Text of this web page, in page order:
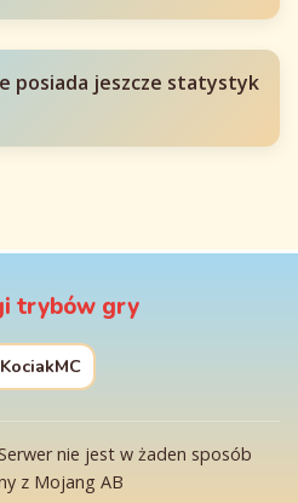
posiada jeszcze statystyk
trybów gry
KociakMC
nie jest w żaden sposób
z Mojang AB